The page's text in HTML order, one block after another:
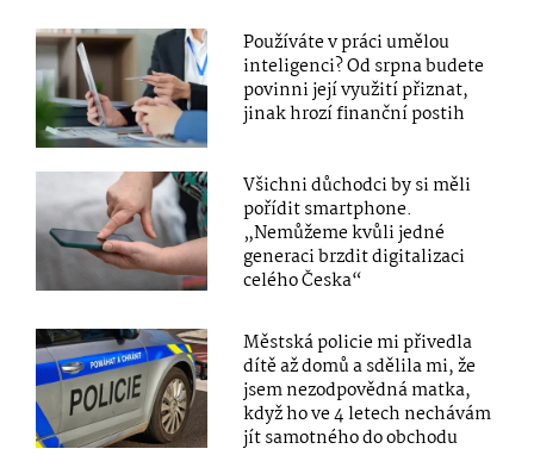
Používáte v práci umělou
inteligenci? Od srpna budete
povinni její využití přiznat,
jinak hrozí finanční postih
Všichni důchodci by si měli
pořídit smartphone.
„Nemůžeme kvůli jedné
generaci brzdit digitalizaci
celého Česka“
Městská policie mi přivedla
dítě až domů a sdělila mi, že
jsem nezodpovědná matka,
když ho ve 4 letech nechávám
jít samotného do obchodu